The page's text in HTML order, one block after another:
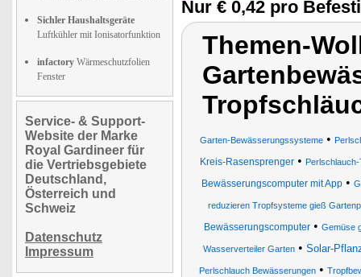
Sichler Haushaltsgeräte
Luftkühler mit Ionisatorfunktion
infactory Wärmeschutzfolien
Fenster
Service- & Support-
Website der Marke
Royal Gardineer für
die Vertriebsgebiete
Deutschland,
Österreich und
Schweiz
Datenschutz
Impressum
Nur € 0,42 pro
Themen-
Garten-Bewässerungssysteme •
Kreis-Rasensprenger•
Bewässerungscomputer mit App•
reduzieren Tropfsysteme gieß
Bewässerungscomputer• Gemüse
Wasserverteiler Garten • Solar-
Perlschlauch Bewässerungen•